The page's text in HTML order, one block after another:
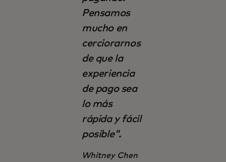
Pensamos
mucho en
cerciorarnos
de que la
experiencia
de pago sea
lo más
rápida y fácil
posible".
Whitney Chen